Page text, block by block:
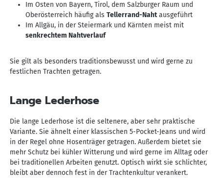
Im Osten von Bayern, Tirol, dem Salzburger Raum und
Oberösterreich häufig als Tellerrand-Nahtausgeführt
Im Allgäu, in der Steiermark und Kärnten meist mit
senkrechtem Nahtverlauf
Sie gilt als besonders traditionsbewusst und wird gerne zu
festlichen Trachten getragen.
Lange Lederhose
Die lange Lederhose ist die seltenere, aber sehr praktische
Variante. Sie ähnelt einer klassischen 5-Pocket-Jeans und wird
in der Regel ohne Hosenträger getragen. Außerdem bietet sie
mehr Schutz bei kühler Witterung und wird gerne im Alltag oder
bei traditionellen Arbeiten genutzt. Optisch wirkt sie schlichter,
bleibt aber dennoch fest in der Trachtenkultur verankert.